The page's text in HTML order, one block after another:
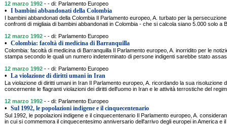
12 marzo 1992 - - di: Parlamento Europeo
• I bambini abbandonati della Colombia
I bambini abbandonati della Colombia Il Parlamento europeo, A. turbato per la
confronti di migliaia di bambini abbandonati in Colombia - che si calcola siano 5.000 solo a
12 marzo 1992 - - di: Parlamento Europeo
• Colombia: facoltà di medicina di Barranquilla
Colombia: facoltà di medicina di Barranquilla Il Parlamento europeo, A. inorridito per le
stampa secondo le quali un numero indeterminato di persone indigenti sarebbe stato
12 marzo 1992 - - di: Parlamento Europeo
• La violazione di diritti umani in Iran
La violazione di diritti umani in Iran Il Parlamento europeo, A. ricordando la sua risoluzione
concernente le flagranti violazioni dei diritti dell'uomo in Iran e le attività terrostiche del
12 marzo 1992 - - di: Parlamento Europeo
• Sul 1992, le popolazioni indigene e il cinquecentenario
Sul 1992, le popolazioni indigene e il cinquecentenario Il Parlamento europeo, A.
in cui si commemora il cinquecentesimo anniversario dell'arrivo degli europei in America e